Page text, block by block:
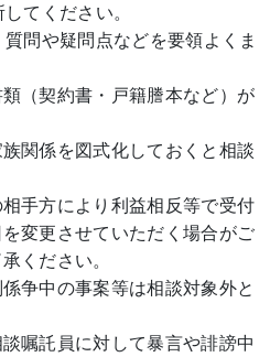
てください。
問や疑問点などを要領よくま
（契約書・戸籍謄本など）が
関係を図式化しておくと相談
手方により利益相反等で受付
変更させていただく場合がご
ください。
争中の事案等は相談対象外と
嘱託員に対して暴言や誹謗中